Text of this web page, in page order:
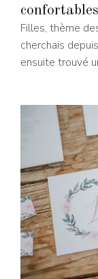
confortables
Filles, thème
cherchais
ensuite trouvé